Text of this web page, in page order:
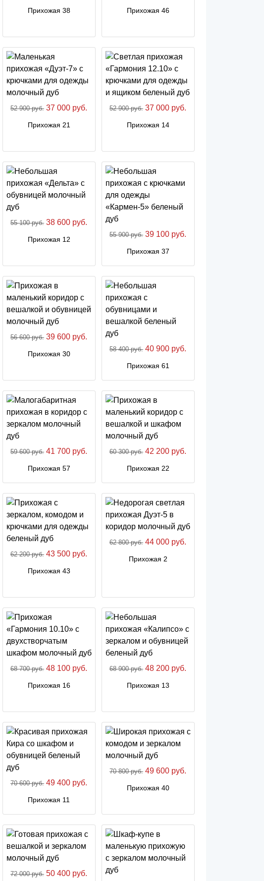
Прихожая 38 Прихожая 46
52 900 руб. 37 000 руб.
Прихожая 21
52 900 руб. 37 000 руб.
Прихожая 14
55 100 руб. 38 600 руб.
Прихожая 12
55 900 руб. 39 100 руб.
Прихожая 37
56 600 руб. 39 600 руб.
Прихожая 30
58 400 руб. 40 900 руб.
Прихожая 61
59 600 руб. 41 700 руб.
Прихожая 57
60 300 руб. 42 200 руб.
Прихожая 22
62 200 руб. 43 500 руб.
Прихожая 43
62 800 руб. 44 000 руб.
Прихожая 2
68 700 руб. 48 100 руб.
Прихожая 16
68 900 руб. 48 200 руб.
Прихожая 13
70 600 руб. 49 400 руб.
Прихожая 11
70 800 руб. 49 600 руб.
Прихожая 40
72 000 руб. 50 400 руб.